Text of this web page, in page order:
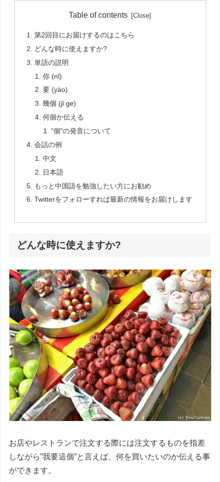
Table of contents
第2回目にお届けするのはこちら
どんな時に使えますか?
単語の説明
你 (nǐ)
要 (yào)
幾個 (jǐ ge)
何個か伝える
"個"の発音について
会話の例
中文
日本語
もっと中国語を勉強したい方にお勧め
Twitterをフォローすれば最新の情報をお届けします
どんな時に使えますか?
お店やレストランで注文する際には注文するものを指差
しながら”我要這個”と言えば、何を買いたいのか伝える事
ができます。